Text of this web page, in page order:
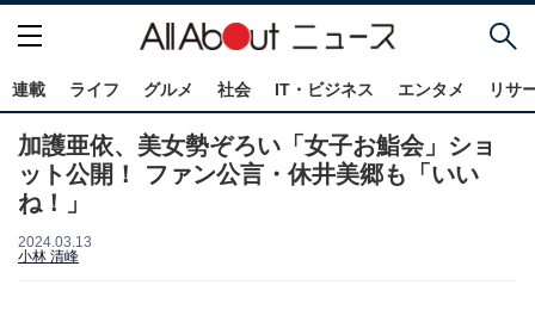
連載 ライフ グルメ 社会 IT・ビジネス エンタメ リサ
加護亜依、美女勢ぞろい「女子お鮨会」ショ
ット公開！ ファン公言・休井美郷も「いい
ね！」
2024.03.13
小林 清峰